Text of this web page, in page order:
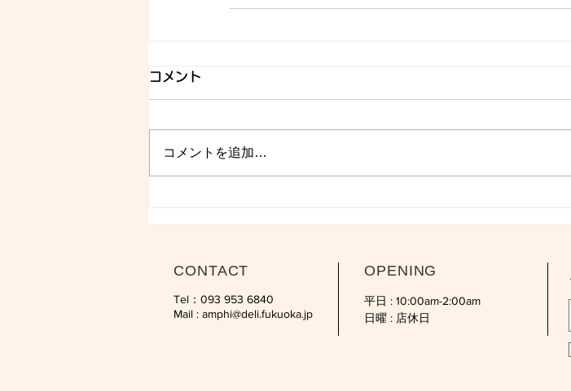
コメント
コメントを追加…
CONTACT
Tel：093 953 6840‬
Mail : amphi@deli.fukuoka.jp
OPENING
平日 : 10:00am-2:00am
日曜 : 店休日